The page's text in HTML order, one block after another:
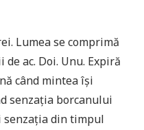
Lumea se comprimă
ac. Doi. Unu. Expiră
când mintea își
senzația borcanului
senzația din timpul